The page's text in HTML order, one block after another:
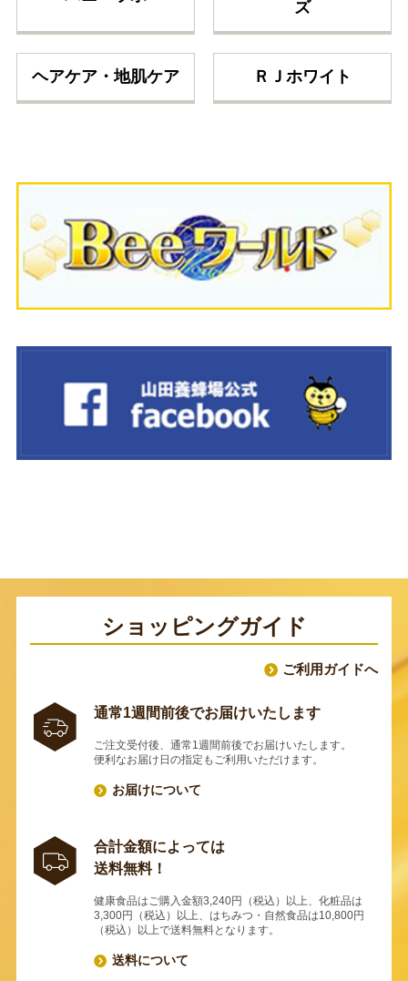
ズ
ヘアケア・地肌ケア ＲＪホワイト
ショッピングガイド
ご利用ガイドへ
通常1週間前後でお届けいたします
ご注文受付後、通常1週間前後でお届けいたします。
便利なお届け日の指定もご利用いただけます。
お届けについて
合計金額によっては
送料無料！
健康食品はご購入金額3,240円（税込）以上、化粧品は
3,300円（税込）以上、はちみつ・自然食品は10,800円
（税込）以上で送料無料となります。
送料について